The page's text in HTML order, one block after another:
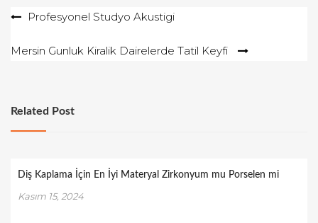
YazıProfesyonel Studyo Akustigi
Mersin Gunluk Kiralik Dairelerde Tatil Keyfi
Related Post
Diş Kaplama İçin En İyi Materyal Zirkonyum mu Porselen mi
Kasım 15, 2024